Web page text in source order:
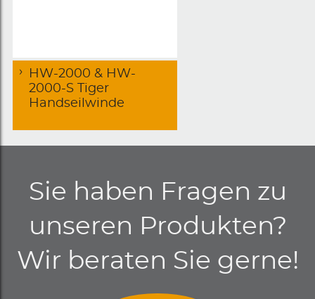
HW-2000 & HW-
2000-S Tiger
Handseilwinde
Sie haben Fragen zu
unseren Produkten?
Wir beraten Sie gerne!